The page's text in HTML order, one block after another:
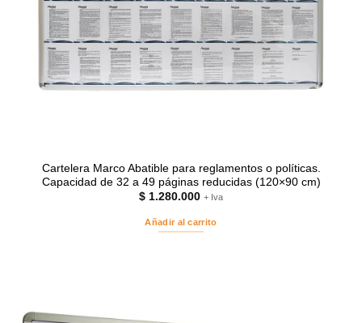
Cartelera Marco Abatible para reglamentos o políticas.
Capacidad de 32 a 49 páginas reducidas (120×90 cm)
$ 1.280.000 + Iva
Añadir al carrito